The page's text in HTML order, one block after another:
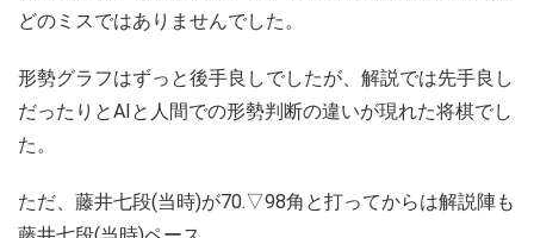
どのミスではありませんでした。
形勢グラフはずっと後手良しでしたが、解説では先手良し
だったりとAIと人間での形勢判断の違いが現れた将棋でし
た。
ただ、藤井七段(当時)が70.▽98角と打ってからは解説陣も